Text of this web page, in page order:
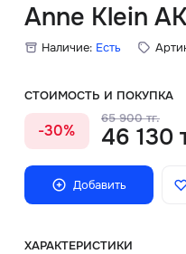
Anne Klein
Наличие: Есть
СТОИМОСТЬ И ПОКУПКА
-30%
65 900 тг.
46 130
Добавить
ХАРАКТЕРИСТИКИ
О нас
Блог